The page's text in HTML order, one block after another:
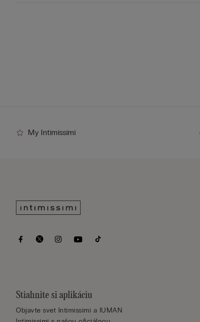
My Intimissimi
Stiahnite si aplikáciu
Objavte svet Intimissimi a IUMAN